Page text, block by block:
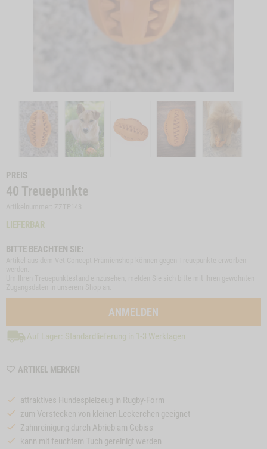
PREIS
40 Treuepunkte
LIEFERBAR
BITTE BEACHTEN SIE:
ANMELDEN
Auf Lager: Standardlieferung in 1-3 Werktagen
ARTIKEL MERKEN
attraktives Hundespielzeug in Rugby-Form
zum Verstecken von kleinen Leckerchen geeignet
Zahnreinigung durch Abrieb am Gebiss
kann mit feuchtem Tuch gereinigt werden